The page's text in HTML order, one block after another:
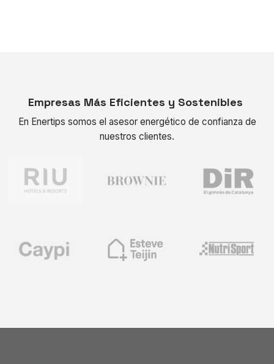
Empresas Más Eficientes y Sostenibles
En Enertips somos el asesor energético de confianza de
nuestros clientes.